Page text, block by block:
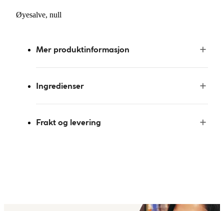
Øyesalve, null
Mer produktinformasjon
Ingredienser
Frakt og levering